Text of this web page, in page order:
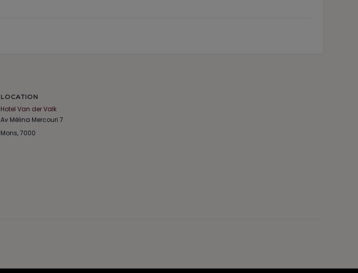
LOCATION
Hotel Van der Valk
Av Mélina Mercouri 7
Mons,7000